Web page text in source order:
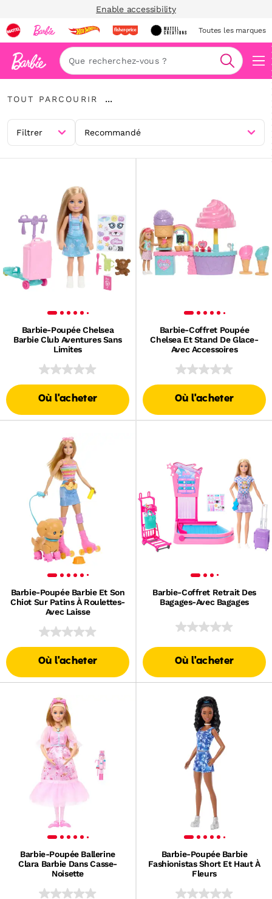
Enable accessibility
Toutes les marques
Tout
TOUT PARCOURIR
...
le
fil
Filtrer Recommandé
Barbie-Poupée Chelsea
Barbie Club Aventures Sans
Limites
Où l'acheter
Barbie-Coffret Poupée
Chelsea Et Stand De Glace-
Avec Accessoires
Où l'acheter
Barbie-Poupée Barbie Et Son
Chiot Sur Patins À Roulettes-
Avec Laisse
Où l'acheter
Barbie-Coffret Retrait Des
Bagages-Avec Bagages
Où l'acheter
Barbie-Poupée Ballerine
Clara Barbie Dans Casse-
Noisette
Barbie-Poupée Barbie
Fashionistas Short Et Haut À
Fleurs